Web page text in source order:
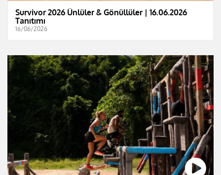
Survivor 2026 Ünlüler & Gönüllüler | 16.06.2026
Tanıtımı
16/06/2026